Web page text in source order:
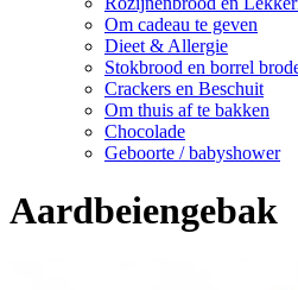
Om cadeau te geven
Dieet & Allergie
Stokbrood en borrel
Crackers en Beschuit
Om thuis af te bakken
Chocolade
Geboorte / babyshower
Aardbeiengebak